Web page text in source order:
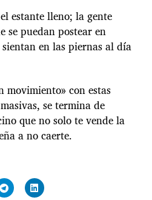
estante lleno; la gente
se puedan postear en
en las piernas al día
movimiento» con estas
se termina de
que no solo te vende la
a no caerte.